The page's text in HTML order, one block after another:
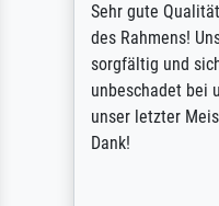
Sehr gute
des Rahmens!
sorgfältig und
unbeschadet bei
unser letzter
Dank!